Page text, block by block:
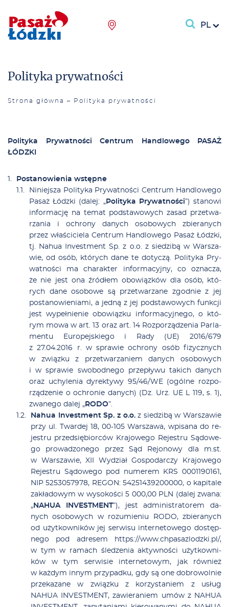
PL
Polityka prywatności
Strona główna – Polityka prywatności
Po­li­ty­ka Pry­wat­no­ści Cen­trum Han­dlo­we­go PASAŻ
ŁÓDZKI
Po­sta­no­wie­nia wstęp­ne
Ni­niej­sza Po­li­ty­ka Pry­wat­no­ści Cen­trum Han­dlo­we­go
Pa­saż Łódz­ki (da­lej: „Po­li­ty­ka Pry­wat­no­ści”) sta­no­wi
in­for­ma­cję na te­mat pod­sta­wo­wych za­sad prze­twa­
rza­nia i ochro­ny da­nych oso­bo­wych zbie­ra­nych
przez wła­ści­cie­la Cen­trum Han­dlo­we­go Pa­saż Łódz­ki,
tj. Na­hua Inve­st­ment Sp. z o.o. z sie­dzi­bą w War­sza­
wie, od osób, któ­rych da­ne te do­ty­czą. Po­li­ty­ka Pry­
wat­no­ści ma cha­rak­ter in­for­ma­cyj­ny, co ozna­cza,
że nie jest ona źró­dłem obo­wiąz­ków dla osób, któ­
rych da­ne oso­bo­we są prze­twa­rza­ne zgod­nie z jej
posta­no­wieniami, a jed­ną z jej pod­sta­wo­wych funk­cji
jest wy­peł­nie­nie obo­wiąz­ku in­for­ma­cyj­ne­go, o któ­
rym mo­wa w art. 13 oraz art. 14 Roz­po­rzą­dze­nia Par­la­
men­tu Eu­ro­pej­skie­go i Ra­dy (UE) 2016/679
z 27.04.2016 r. w spra­wie ochro­ny osób fi­zycz­nych
w związ­ku z prze­twa­rza­niem da­nych oso­bo­wych
i w spra­wie swo­bod­ne­go prze­pły­wu ta­kich da­nych
oraz uchy­le­nia dy­rek­ty­wy 95/46/WE (ogól­ne roz­po­
rzą­dze­nie o ochro­nie da­nych) (Dz. Urz. UE L 119, s. 1),
zwa­ne­go da­lej „ RODO”.
Na­hua Inve­st­ment Sp. z o.o.z sie­­dzi­­bą w Wa­r­sza­­wie
przy ul. Twar­dej 18, 00-105 Wa­r­sza­­wa, wpi­­sa­­na do re­­
je­­stru przed­się­­bio­r­ców Kra­­jo­­we­­go Re­­je­­stru Są­­do­­we­­
go pro­­wa­­dzo­­ne­­go przez Sąd Re­­jo­­no­­wy dla m.st.
w Wa­r­sza­­wie, XII Wy­­dział Go­­spo­­da­r­czy Kra­­jo­­we­­go
Re­­je­­stru Są­­do­­we­­go pod nu­­me­­rem KRS 0001190161,
NIP 5253057978, REGON: 54251439200000, o ka­­pi­­ta­­le
za­­kła­­do­­wym w wy­­so­­ko­­­ści 5 000,00 PLN (da­lej zwa­na:
„ NAHUA INVESTMENT”), jest ad­mi­ni­stra­to­rem da­
nych oso­bo­wych w ro­zu­mie­niu RODO, zbie­ra­nych
od użyt­kow­ni­ków jej ser­wi­su in­ter­ne­to­we­go do­stęp­
ne­go pod ad­re­sem https://www.chpa­sa­zlodz­ki.pl/,
w tym w ra­mach śle­dze­nia ak­tyw­no­ści użyt­kow­ni­
ków w tym ser­wi­sie in­ter­ne­to­wym, jak rów­nież
w każ­dym in­nym przy­pad­ku, gdy są one do­bro­wol­nie
prze­ka­za­ne w związ­ku z ko­rzy­sta­niem z usług
NAHUA INVESTMENT, za­wie­ra­niem umów z NAHUA